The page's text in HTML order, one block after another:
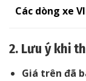
Các dòng xe
2. Lưu ý khi
Giá trên đã